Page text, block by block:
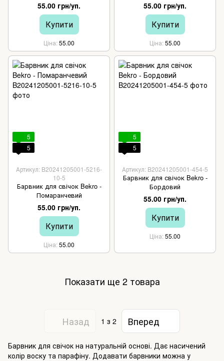
55.00 грн/уп.
Купити
Ціна 55.00
55.00 грн/уп.
Купити
Ціна 55.00
5
5
Артикул: B20241205001-5216-
10-5
Барвник для свічок Bekro -
Помаранчевий
55.00 грн/уп.
Купити
Ціна 55.00
5
5
Артикул: B20241205001-454-5
Барвник для свічок Bekro -
Бордовий
55.00 грн/уп.
Купити
Ціна 55.00
Показати ще 2 товара
Назад 1 з 2 Вперед
Барвник для свічок на натуральній основі. Дає насичений
колір воску та парафіну. Додавати барвники можна у